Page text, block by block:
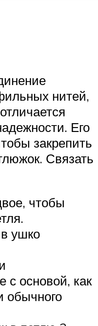
нитей,
Его
закрепить
Связать
чтобы
ушко
с основой, как
обычного